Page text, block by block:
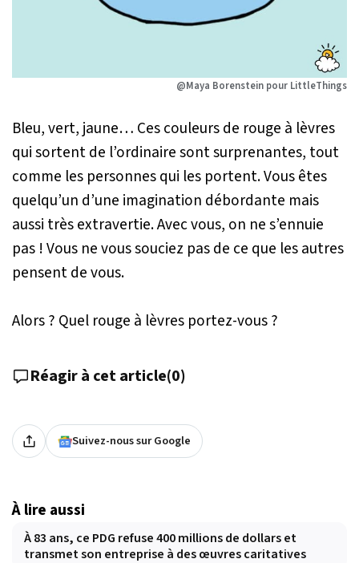
@Maya Borenstein pour LittleThings
Bleu, vert, jaune… Ces couleurs de rouge à lèvres
qui sortent de l’ordinaire sont surprenantes, tout
comme les personnes qui les portent. Vous êtes
quelqu’un d’une imagination débordante mais
aussi très extravertie. Avec vous, on ne s’ennuie
pas ! Vous ne vous souciez pas de ce que les autres
pensent de vous.
Alors ? Quel rouge à lèvres portez-vous ?
Réagir à cet article(0)
Suivez-nous sur Google
À lire aussi
À 83 ans, ce PDG refuse 400 millions de dollars et
transmet son entreprise à des œuvres caritatives